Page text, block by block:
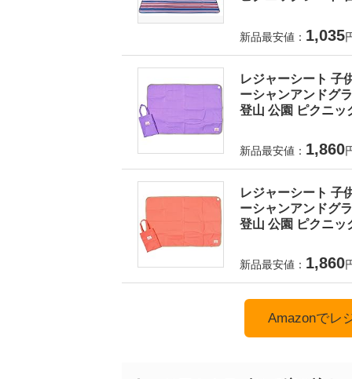
新品最安値： 1,035
レジャーシート 子
ーシャンアンドグ
登山 公園 ピクニッ
新品最安値： 1,860
レジャーシート 子
ーシャンアンドグ
登山 公園 ピクニッ
新品最安値： 1,860
Amazonでレ